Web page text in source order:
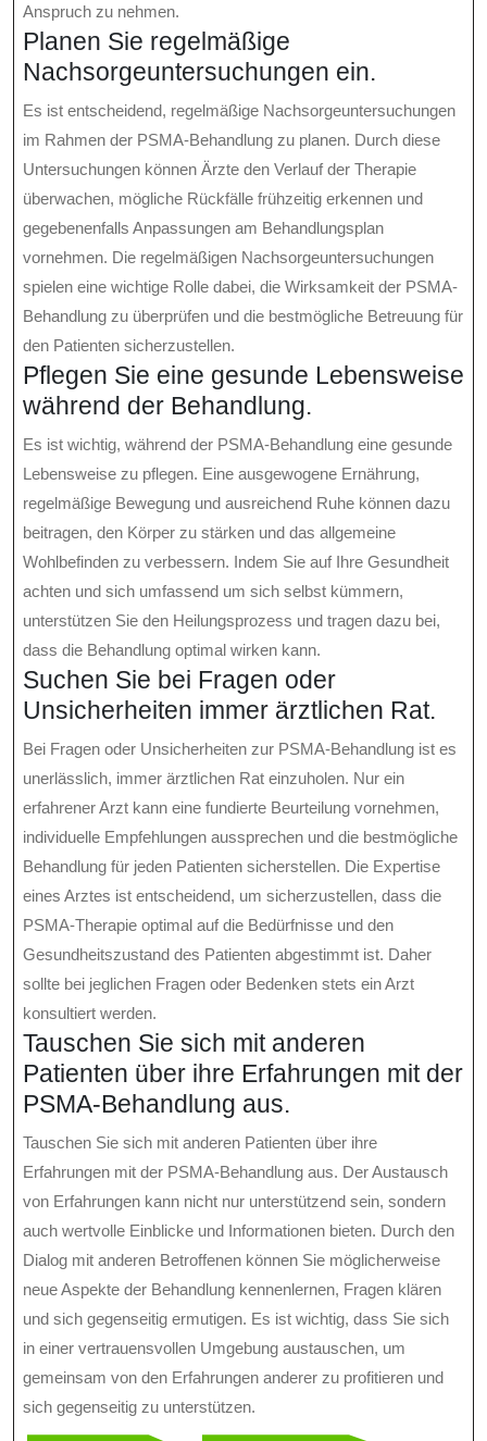
Anspruch zu nehmen.
Planen Sie regelmäßige
Nachsorgeuntersuchungen ein.
Es ist entscheidend, regelmäßige Nachsorgeuntersuchungen
im Rahmen der PSMA-Behandlung zu planen. Durch diese
Untersuchungen können Ärzte den Verlauf der Therapie
überwachen, mögliche Rückfälle frühzeitig erkennen und
gegebenenfalls Anpassungen am Behandlungsplan
vornehmen. Die regelmäßigen Nachsorgeuntersuchungen
spielen eine wichtige Rolle dabei, die Wirksamkeit der PSMA-
Behandlung zu überprüfen und die bestmögliche Betreuung für
den Patienten sicherzustellen.
Pflegen Sie eine gesunde Lebensweise
während der Behandlung.
Es ist wichtig, während der PSMA-Behandlung eine gesunde
Lebensweise zu pflegen. Eine ausgewogene Ernährung,
regelmäßige Bewegung und ausreichend Ruhe können dazu
beitragen, den Körper zu stärken und das allgemeine
Wohlbefinden zu verbessern. Indem Sie auf Ihre Gesundheit
achten und sich umfassend um sich selbst kümmern,
unterstützen Sie den Heilungsprozess und tragen dazu bei,
dass die Behandlung optimal wirken kann.
Suchen Sie bei Fragen oder
Unsicherheiten immer ärztlichen Rat.
Bei Fragen oder Unsicherheiten zur PSMA-Behandlung ist es
unerlässlich, immer ärztlichen Rat einzuholen. Nur ein
erfahrener Arzt kann eine fundierte Beurteilung vornehmen,
individuelle Empfehlungen aussprechen und die bestmögliche
Behandlung für jeden Patienten sicherstellen. Die Expertise
eines Arztes ist entscheidend, um sicherzustellen, dass die
PSMA-Therapie optimal auf die Bedürfnisse und den
Gesundheitszustand des Patienten abgestimmt ist. Daher
sollte bei jeglichen Fragen oder Bedenken stets ein Arzt
konsultiert werden.
Tauschen Sie sich mit anderen
Patienten über ihre Erfahrungen mit der
PSMA-Behandlung aus.
Tauschen Sie sich mit anderen Patienten über ihre
Erfahrungen mit der PSMA-Behandlung aus. Der Austausch
von Erfahrungen kann nicht nur unterstützend sein, sondern
auch wertvolle Einblicke und Informationen bieten. Durch den
Dialog mit anderen Betroffenen können Sie möglicherweise
neue Aspekte der Behandlung kennenlernen, Fragen klären
und sich gegenseitig ermutigen. Es ist wichtig, dass Sie sich
in einer vertrauensvollen Umgebung austauschen, um
gemeinsam von den Erfahrungen anderer zu profitieren und
sich gegenseitig zu unterstützen.